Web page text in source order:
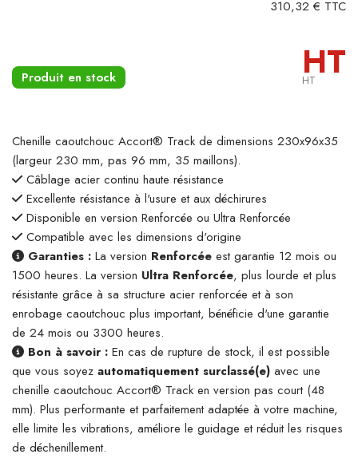
310,32 € TTC
Produit en stock HT
HT
Chenille caoutchouc Accort® Track de dimensions 230x96x35
(largeur 230 mm, pas 96 mm, 35 maillons).
Câblage acier continu haute résistance
Excellente résistance à l'usure et aux déchirures
Disponible en version Renforcée ou Ultra Renforcée
Compatible avec les dimensions d'origine
Garanties : La version Renforcée est garantie 12 mois ou
1500 heures. La version Ultra Renforcée, plus lourde et plus
résistante grâce à sa structure acier renforcée et à son
enrobage caoutchouc plus important, bénéficie d'une garantie
de 24 mois ou 3300 heures.
Bon à savoir : En cas de rupture de stock, il est possible
que vous soyez automatiquement surclassé(e) avec une
chenille caoutchouc Accort® Track en version pas court (48
mm). Plus performante et parfaitement adaptée à votre machine,
elle limite les vibrations, améliore le guidage et réduit les risques
de déchenillement.